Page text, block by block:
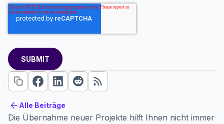
Alle Beiträge
Alle Beiträge
Die Übernahme neuer Projekte hilft Ihnen nicht immer